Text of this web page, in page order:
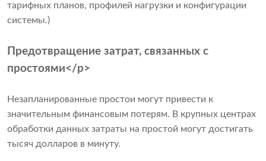
тарифных планов, профилей нагрузки и конфигурации
системы.)
Предотвращение затрат, связанных с
простоями</p>
Незапланированные простои могут привести к
значительным финансовым потерям. В крупных центрах
обработки данных затраты на простой могут достигать
тысяч долларов в минуту.